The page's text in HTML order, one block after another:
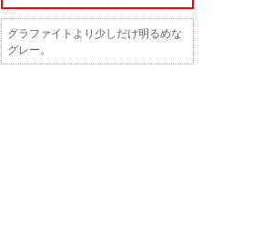
グラファイトより少しだけ明るめな
グレー。